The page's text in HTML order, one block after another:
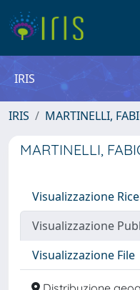
IRIS
IRIS MARTINELLI,
MARTINELLI,
Visualizzazione
Visualizzazione
Visualizzazione File